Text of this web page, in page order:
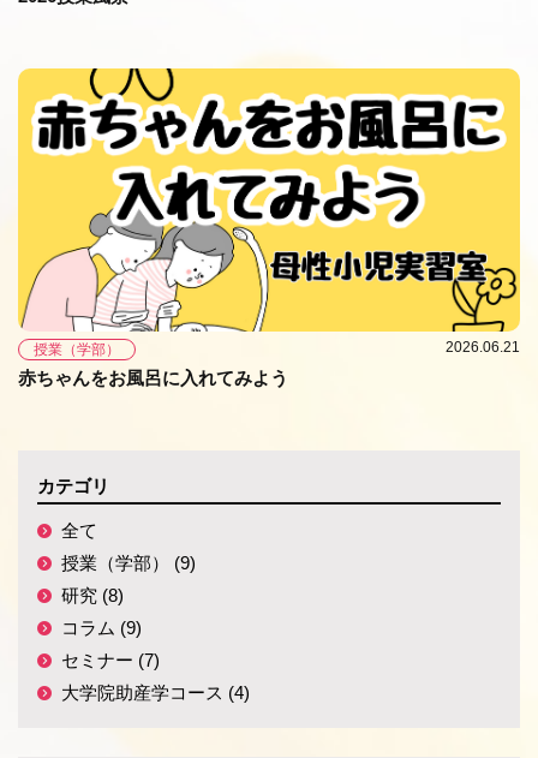
授業（学部） 2026.06.21
赤ちゃんをお風呂に入れてみよう
カテゴリ
全て
授業（学部） (9)
研究 (8)
コラム (9)
セミナー (7)
大学院助産学コース (4)